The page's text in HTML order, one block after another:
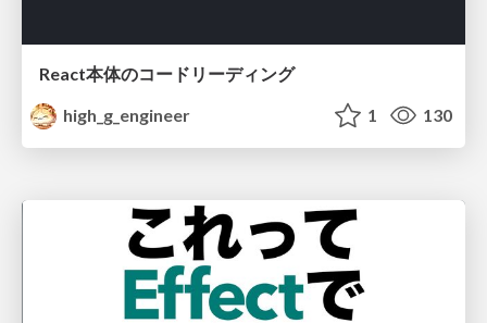
React本体のコードリーディング
high_g_engineer
1 130